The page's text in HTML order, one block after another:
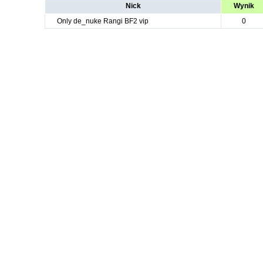
Nick
Wynik
Only de_nuke Rangi BF2 vip
0